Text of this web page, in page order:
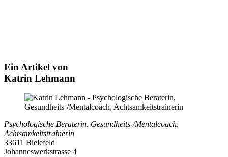
Ein Artikel von
Katrin Lehmann
Psychologische Beraterin, Gesundheits-/Mentalcoach,
Achtsamkeitstrainerin
33611 Bielefeld
Johanneswerkstrasse 4